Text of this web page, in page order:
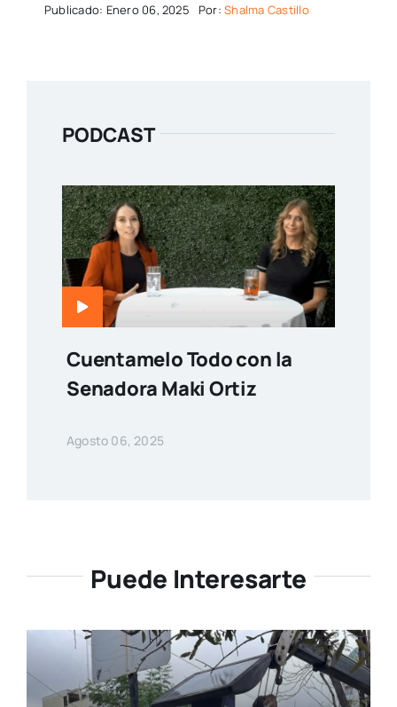
Publicado: Enero 06, 2025 Por:Shalma Castillo
PODCAST
Cuentamelo Todo con la
Senadora Maki Ortiz
Agosto 06, 2025
Puede Interesarte